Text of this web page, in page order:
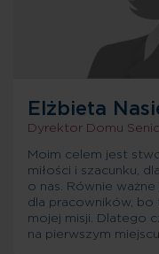
Elżbieta
Dyrektor Domu
Moim celem jest
miłości i szacunku,
o nas. Równie
dla pracowników,
mojej misji. Dlatego
na pierwszym